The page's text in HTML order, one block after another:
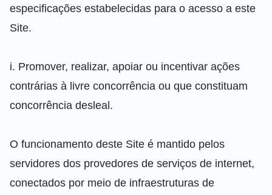
especificações estabelecidas para o acesso a este
Site.
i. Promover, realizar, apoiar ou incentivar ações
contrárias à livre concorrência ou que constituam
concorrência desleal.
O funcionamento deste Site é mantido pelos
servidores dos provedores de serviços de internet,
conectados por meio de infraestruturas de